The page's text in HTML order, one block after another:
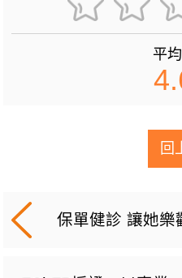
平
回
保單健診 讓她樂